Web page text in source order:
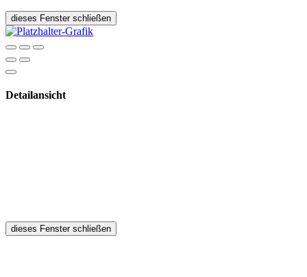
dieses Fenster schließen
Detailansicht
dieses Fenster schließen